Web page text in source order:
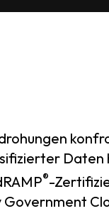
®-